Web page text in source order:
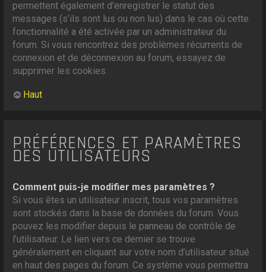
permettent également d’enregistrer le statut des
messages (s’ils sont lus ou non lus) dans le cas où cette
fonctionnalité a été activée par un administrateur du
forum. Si vous rencontrez des problèmes récurrents de
connexion et de déconnexion au forum, essayez de
supprimer les cookies.
Haut
PRÉFÉRENCES ET PARAMÈTRES
DES UTILISATEURS
Comment puis-je modifier mes paramètres ?
Si vous êtes un utilisateur inscrit, tous vos paramètres
sont stockés dans la base de données du forum. Vous
pouvez les modifier depuis le panneau de contrôle de
l’utilisateur. Le lien vers ce dernier se trouve
généralement en cliquant sur votre nom d’utilisateur situé
en haut des pages du forum. Ce système vous permettra